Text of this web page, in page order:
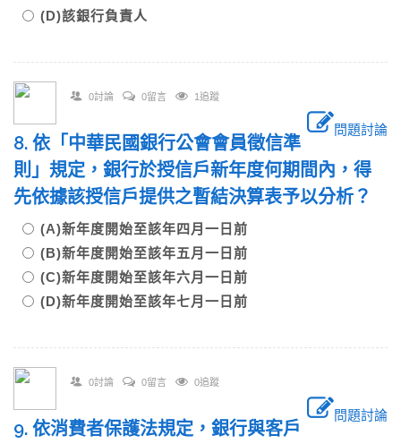
(D)該銀行負責人
0討論 0留言 1追蹤
問題討論
8. 依「中華民國銀行公會會員徵信準
則」規定，銀行於授信戶新年度何期間內，得
先依據該授信戶提供之暫結決算表予以分析？
(A)新年度開始至該年四月一日前
(B)新年度開始至該年五月一日前
(C)新年度開始至該年六月一日前
(D)新年度開始至該年七月一日前
0討論 0留言 0追蹤
問題討論
9. 依消費者保護法規定，銀行與客戶